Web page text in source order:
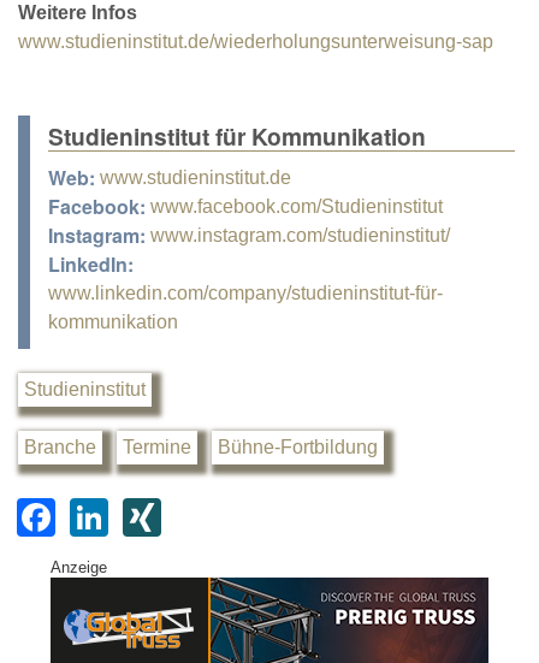
Weitere Infos
www.studieninstitut.de/wiederholungsunterweisung-sap
Studieninstitut für Kommunikation
Web: www.studieninstitut.de
Facebook: www.facebook.com/Studieninstitut
Instagram: www.instagram.com/studieninstitut/
LinkedIn:
www.linkedin.com/company/studieninstitut-für-
kommunikation
Studieninstitut
Branche Termine Bühne-Fortbildung
F
a
c
e
Li
k
e
G
Anzeige